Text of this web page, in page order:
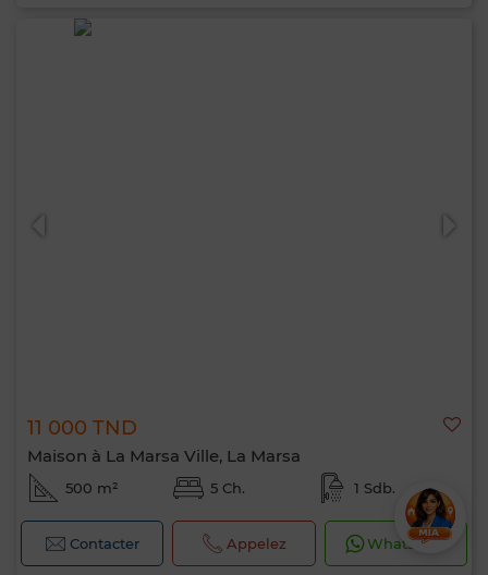
11 000 TND
Maison à La Marsa Ville, La Marsa
500 m² 5 Ch. 1 Sdb.
Contacter Appelez WhatsApp